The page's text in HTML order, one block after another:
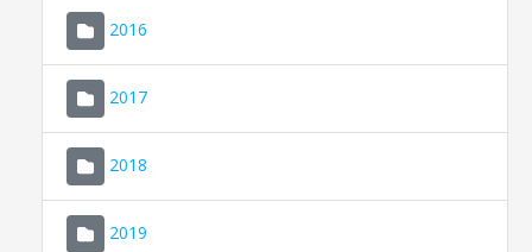
2016
2017
2018
2019